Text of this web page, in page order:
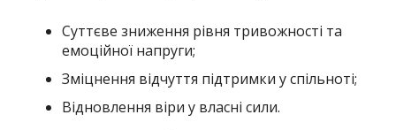
Суттєве зниження рівня тривожності та
емоційної напруги;
Зміцнення відчуття підтримки у спільноті;
Відновлення віри у власні сили.